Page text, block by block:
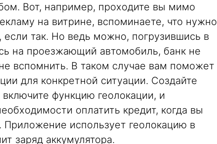
Вот, например, проходите вы мимо
на витрине, вспоминаете, что нужно
если так. Но ведь можно, погрузившись в
на проезжающий автомобиль, банк не
вспомнить. В таком случае вам поможет
для конкретной ситуации. Создайте
функцию геолокации, и
оплатить кредит, когда вы
использует геолокацию в
заряд аккумулятора.